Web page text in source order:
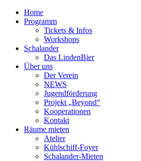
Home
Programm
Tickets & Infos
Workshops
Schalander
Das LindenBier
Über uns
Der Verein
NEWS
Jugendförderung
Projekt „Beyond“
Kooperationen
Kontakt
Räume mieten
Atelier
Kühlschiff-Foyer
Schalander-Mieten